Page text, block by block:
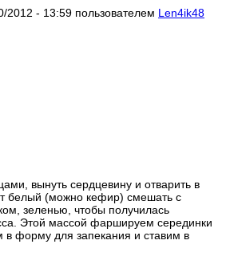
2012 - 13:59 пользователем Len4ik48
вынуть сердцевину и отварить в
белый (можно кефир) смешать с
зеленью, чтобы получилась
Этой массой фаршируем серединки
в форму для запекания и ставим в